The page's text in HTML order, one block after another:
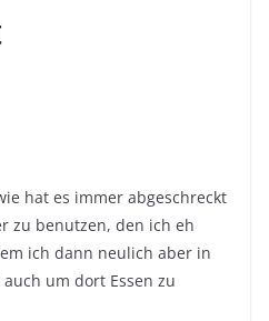
hat es immer abgeschreckt
zu benutzen, den ich eh
ich dann neulich aber in
um dort Essen zu